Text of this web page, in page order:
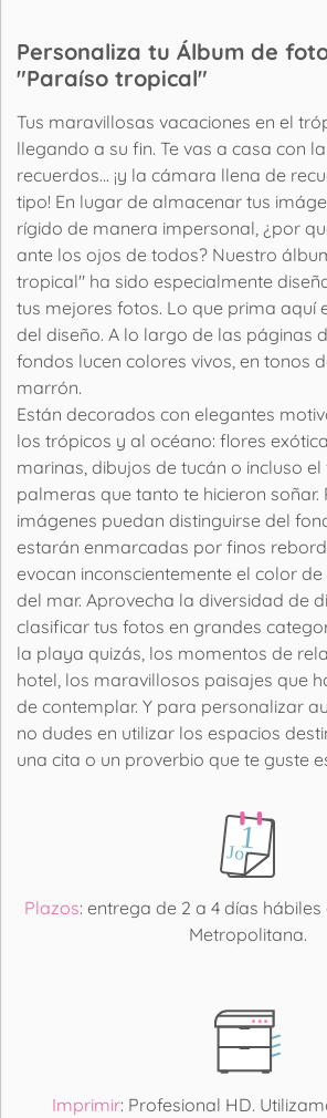
Personaliza tu Álbum de
"Paraíso tropical"
Tus maravillosas vacaciones en el
llegando a su fin. Te vas a casa con
recuerdos... ¡y la cámara llena de
tipo! En lugar de almacenar tus
rígido de manera impersonal, ¿por
ante los ojos de todos? Nuestro
tropical" ha sido especialmente
tus mejores fotos. Lo que prima aquí
del diseño. A lo largo de las páginas
fondos lucen colores vivos, en tonos
marrón.
Están decorados con elegantes
los trópicos y al océano: flores
marinas, dibujos de tucán o incluso
palmeras que tanto te hicieron soñar.
imágenes puedan distinguirse del
estarán enmarcadas por finos
evocan inconscientemente el color
del mar. Aprovecha la diversidad de
clasificar tus fotos en grandes
la playa quizás, los momentos de
hotel, los maravillosos paisajes que
de contemplar. Y para personalizar
no dudes en utilizar los espacios
una cita o un proverbio que te guste
Plazos: entrega de 2 a 4 días
Metropolitana.
Imprimir: Profesional HD.